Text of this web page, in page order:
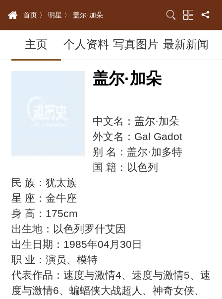
首页 〉 明星 〉 盖尔·加朵
主页 个人资料 写真图片 最新新闻
盖尔·加朵
中文名：盖尔·加朵
外文名：Gal Gadot
别 名：盖尔·加多特
国 籍：以色列
民 族：犹太族
星 座：金牛座
身 高：175cm
出生地：以色列罗什艾因
出生日期：1985年04月30日
职 业：演员、模特
代表作品：速度与激情4、速度与激情5、速
度与激情6、蝙蝠侠大战超人、神奇女侠、